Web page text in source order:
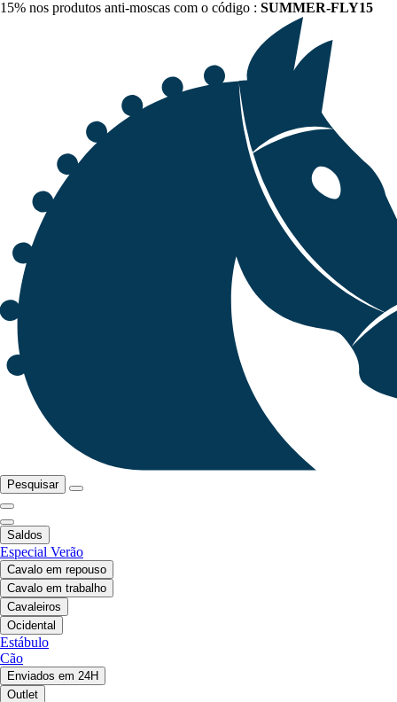
15% nos produtos anti-moscas com o código : SUMMER-FLY15
Pesquisar
Saldos
Especial Verão
Cavalo em repouso
Cavalo em trabalho
Cavaleiros
Ocidental
Estábulo
Cão
Enviados em 24H
Outlet